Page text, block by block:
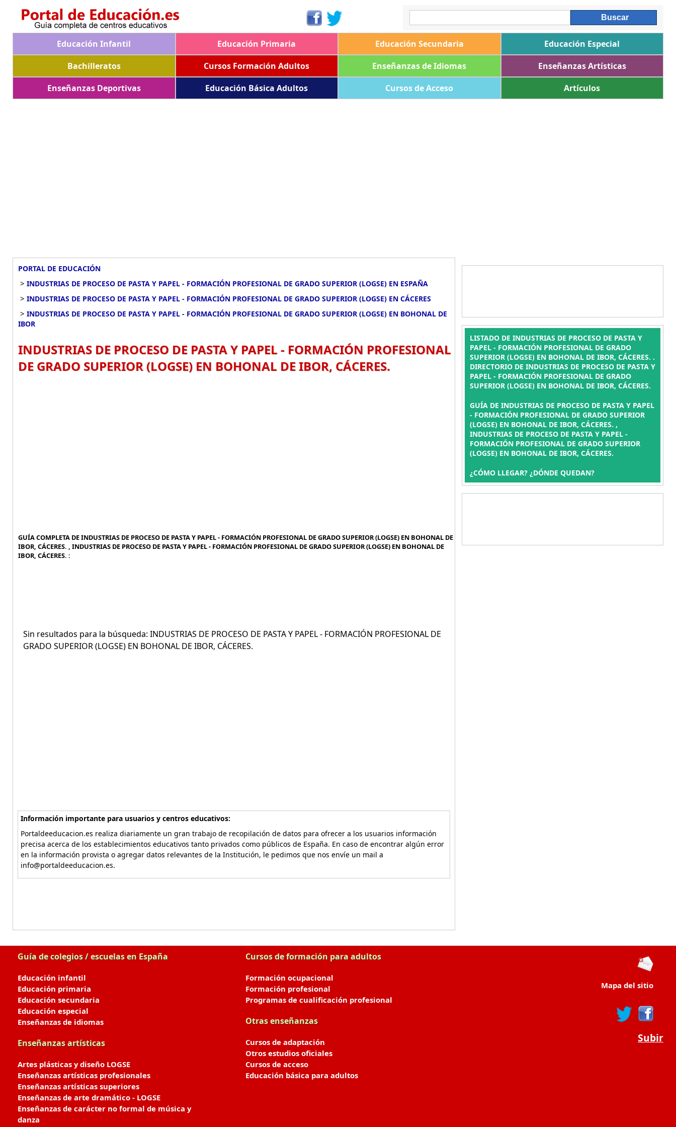
Educación Infantil Educación Primaria Educación Secundaria
Educación Especial
Bachilleratos
Cursos Formación Adultos Enseñanzas de Idiomas
Enseñanzas Artísticas
Enseñanzas Deportivas
Educación Básica Adultos Cursos de Acceso Artículos
PORTAL DE EDUCACIÓN
> INDUSTRIAS DE PROCESO DE PASTA Y PAPEL - FORMACIÓN PROFESIONAL DE GRADO SUPERIOR (LOGSE) EN ESPAÑA
> INDUSTRIAS DE PROCESO DE PASTA Y PAPEL - FORMACIÓN PROFESIONAL DE GRADO SUPERIOR (LOGSE) EN CÁCERES
> INDUSTRIAS DE PROCESO DE PASTA Y PAPEL - FORMACIÓN PROFESIONAL DE GRADO SUPERIOR (LOGSE) EN BOHONAL DE
IBOR
INDUSTRIAS DE PROCESO DE PASTA Y PAPEL - FORMACIÓN PROFESIONAL
DE GRADO SUPERIOR (LOGSE) EN BOHONAL DE IBOR, CÁCERES.
GUÍA COMPLETA DE INDUSTRIAS DE PROCESO DE PASTA Y PAPEL - FORMACIÓN PROFESIONAL DE GRADO SUPERIOR (LOGSE) EN BOHONAL DE
IBOR, CÁCERES. , INDUSTRIAS DE PROCESO DE PASTA Y PAPEL - FORMACIÓN PROFESIONAL DE GRADO SUPERIOR (LOGSE) EN BOHONAL DE
IBOR, CÁCERES. :
Sin resultados para la búsqueda: INDUSTRIAS DE PROCESO DE PASTA Y PAPEL - FORMACIÓN PROFESIONAL DE
GRADO SUPERIOR (LOGSE) EN BOHONAL DE IBOR, CÁCERES.
Información importante para usuarios y centros educativos:
Portaldeeducacion.es realiza diariamente un gran trabajo de recopilación de datos para ofrecer a los usuarios información
precisa acerca de los establecimientos educativos tanto privados como públicos de España. En caso de encontrar algún error
en la información provista o agregar datos relevantes de la Institución, le pedimos que nos envíe un mail a
info@portaldeeducacion.es.
LISTADO DE INDUSTRIAS DE PROCESO DE PASTA Y
PAPEL - FORMACIÓN PROFESIONAL DE GRADO
SUPERIOR (LOGSE) EN BOHONAL DE IBOR, CÁCERES. .
DIRECTORIO DE INDUSTRIAS DE PROCESO DE PASTA Y
PAPEL - FORMACIÓN PROFESIONAL DE GRADO
SUPERIOR (LOGSE) EN BOHONAL DE IBOR, CÁCERES.
GUÍA DE INDUSTRIAS DE PROCESO DE PASTA Y PAPEL
- FORMACIÓN PROFESIONAL DE GRADO SUPERIOR
(LOGSE) EN BOHONAL DE IBOR, CÁCERES. ,
INDUSTRIAS DE PROCESO DE PASTA Y PAPEL -
FORMACIÓN PROFESIONAL DE GRADO SUPERIOR
(LOGSE) EN BOHONAL DE IBOR, CÁCERES.
¿CÓMO LLEGAR? ¿DÓNDE QUEDAN?
Guía de colegios / escuelas en España
Educación infantil
Educación primaria
Educación secundaria
Educación especial
Enseñanzas de idiomas
Enseñanzas artísticas
Artes plásticas y diseño LOGSE
Enseñanzas artísticas profesionales
Enseñanzas artísticas superiores
Enseñanzas de arte dramático - LOGSE
Enseñanzas de carácter no formal de música y
danza
Cursos de formación para adultos
Formación ocupacional
Formación profesional
Programas de cualificación profesional
Otras enseñanzas
Cursos de adaptación
Otros estudios oficiales
Cursos de acceso
Educación básica para adultos
Mapa del sitio
Subir